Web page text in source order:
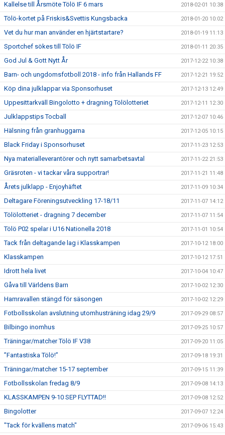
Kallelse till Årsmöte Tölö IF 6 mars 2018-02-01 10:38
Tölö-kortet på Friskis&Svettis Kungsbacka 2018-01-20 10:02
Vet du hur man använder en hjärtstartare? 2018-01-19 11:13
Sportchef sökes till Tölö IF 2018-01-11 20:35
God Jul & Gott Nytt År 2017-12-22 10:38
Barn- och ungdomsfotboll 2018 - info från Hallands FF 2017-12-21 19:52
Köp dina julklappar via Sponsorhuset 2017-12-13 12:49
Uppesittarkväll Bingolotto + dragning Tölölotteriet 2017-12-11 12:30
Julklappstips Tocball 2017-12-07 10:46
Hälsning från granhuggarna 2017-12-05 10:15
Black Friday i Sponsorhuset 2017-11-23 12:53
Nya materialleverantörer och nytt samarbetsavtal 2017-11-22 21:53
Gräsroten - vi tackar våra supportrar! 2017-11-21 11:48
Årets julklapp - Enjoyhäftet 2017-11-09 10:34
Deltagare Föreningsutveckling 17-18/11 2017-11-07 14:12
Tölölotteriet - dragning 7 december 2017-11-07 11:54
Tölö P02 spelar i U16 Nationella 2018 2017-11-01 10:54
Tack från deltagande lag i Klasskampen 2017-10-12 18:00
Klasskampen 2017-10-12 17:51
Idrott hela livet 2017-10-04 10:47
Gåva till Världens Barn 2017-10-02 12:30
Hamravallen stängd för säsongen 2017-10-02 12:29
Fotbollsskolan avslutning utomhusträning idag 29/9 2017-09-29 08:57
Bilbingo inomhus 2017-09-25 10:57
Träningar/matcher Tölö IF V38 2017-09-20 11:05
”Fantastiska Tölö!” 2017-09-18 19:31
Träningar/matcher 15-17 september 2017-09-15 11:39
Fotbollsskolan fredag 8/9 2017-09-08 14:13
KLASSKAMPEN 9-10 SEP FLYTTAD!! 2017-09-08 12:52
Bingolotter 2017-09-07 12:24
"Tack för kvällens match" 2017-09-06 15:43